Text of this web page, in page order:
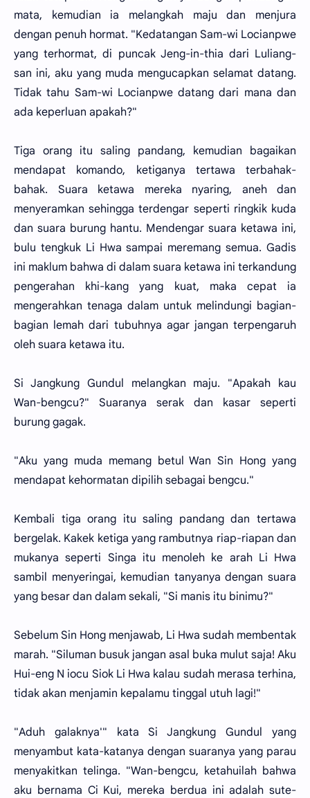
mata, kemudian ia melangkah maju dan menjura
dengan penuh hormat. "Kedatangan Sam-wi Locianpwe
yang terhormat, di puncak Jeng-in-thia dari Luliang-
san ini, aku yang muda mengucapkan selamat datang.
Tidak tahu Sam-wi Locianpwe datang dari mana dan
ada keperluan apakah?"
Tiga orang itu saling pandang, kemudian bagaikan
mendapat komando, ketiganya tertawa terbahak-
bahak. Suara ketawa mereka nyaring, aneh dan
menyeramkan sehingga terdengar seperti ringkik kuda
dan suara burung hantu. Mendengar suara ketawa ini,
bulu tengkuk Li Hwa sampai meremang semua. Gadis
ini maklum bahwa di dalam suara ketawa ini terkandung
pengerahan khi-kang yang kuat, maka cepat ia
mengerahkan tenaga dalam untuk melindungi bagian-
bagian lemah dari tubuhnya agar jangan terpengaruh
oleh suara ketawa itu.
Si Jangkung Gundul melangkan maju. "Apakah kau
Wan-bengcu?" Suaranya serak dan kasar seperti
burung gagak.
"Aku yang muda memang betul Wan Sin Hong yang
mendapat kehormatan dipilih sebagai bengcu."
Kembali tiga orang itu saling pandang dan tertawa
bergelak. Kakek ketiga yang rambutnya riap-riapan dan
mukanya seperti Singa itu menoleh ke arah Li Hwa
sambil menyeringai, kemudian tanyanya dengan suara
yang besar dan dalam sekali, "Si manis itu binimu?"
Sebelum Sin Hong menjawab, Li Hwa sudah membentak
marah. "Siluman busuk jangan asal buka mulut saja! Aku
Hui-eng N iocu Siok Li Hwa kalau sudah merasa terhina,
tidak akan menjamin kepalamu tinggal utuh lagi!"
"Aduh galaknya'" kata Si Jangkung Gundul yang
menyambut kata-katanya dengan suaranya yang parau
menyakitkan telinga. "Wan-bengcu, ketahuilah bahwa
aku bernama Ci Kui, mereka berdua ini adalah sute-